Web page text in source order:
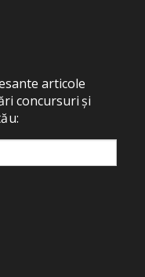
articole
concursuri și